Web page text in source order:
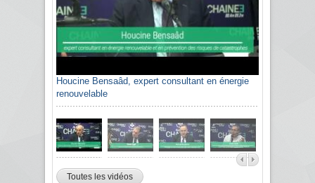
Houcine Bensaâd, expert consultant en énergie
renouvelable
Toutes les vidéos